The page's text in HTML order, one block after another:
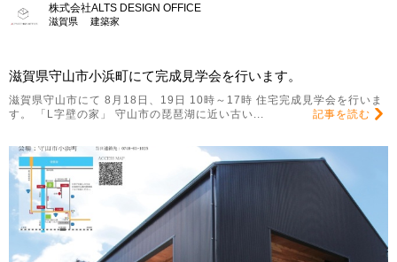
株式会社ALTS DESIGN OFFICE
滋賀県 建築家
滋賀県守山市小浜町にて完成見学会を行います。
滋賀県守山市にて 8月18日、19日 10時～17時 住宅完成見学会を行いま
す。 「L字壁の家」 守山市の琵琶湖に近い古い...
記事を読む